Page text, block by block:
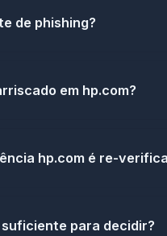
de phishing?
em hp.com?
hp.com é re-
para decidir?